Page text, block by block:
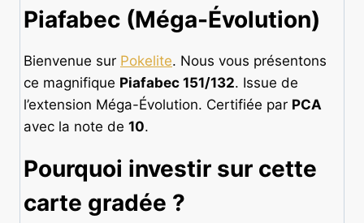
Piafabec (Méga-Évolution)
Bienvenue sur Pokelite. Nous vous présentons
ce magnifique Piafabec 151/132. Issue de
l’extension Méga-Évolution. Certifiée par PCA
avec la note de 10.
Pourquoi investir sur cette
carte gradée ?